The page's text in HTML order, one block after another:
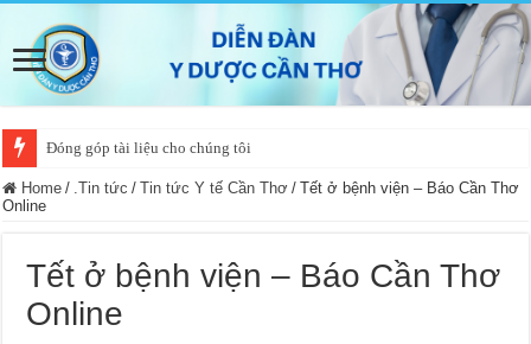
Đóng góp tài liệu cho chúng tôi
Home / .Tin tức / Tin tức Y tế Cần Thơ / Tết ở bệnh viện – Báo Cần Thơ
Online
Tết ở bệnh viện – Báo Cần Thơ
Online